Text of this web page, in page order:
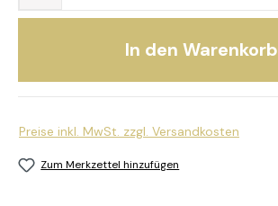
In den Warenkorb
Preise inkl. MwSt. zzgl. Versandkosten
Zum Merkzettel hinzufügen